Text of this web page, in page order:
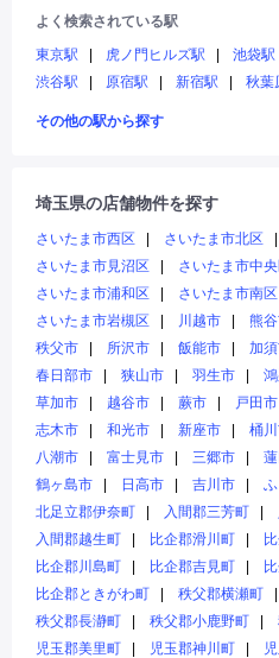
よく検索されている駅
東京駅
虎ノ門ヒルズ駅 池袋駅
渋谷駅
原宿駅 新宿駅 秋葉
その他の駅から探す
埼玉県の店舗物件を探す
さいたま市西区 さいたま市北区
さいたま市見沼区
さいたま市中
さいたま市浦和区
さいたま市南区
さいたま市岩槻区
川越市 熊
秩父市
所沢市 飯能市 加
春日部市
狭山市 羽生市
草加市
越谷市 蕨市 戸田市
志木市
和光市 新座市 桶
八潮市
富士見市 三郷市
鶴ヶ島市
日高市 吉川市
北足立郡伊奈町
入間郡三芳町
入間郡越生町
比企郡滑川町
比企郡川島町
比企郡吉見町
比企郡ときがわ町
秩父郡横瀬町
秩父郡長瀞町
秩父郡小鹿野町
児玉郡美里町
児玉郡神川町